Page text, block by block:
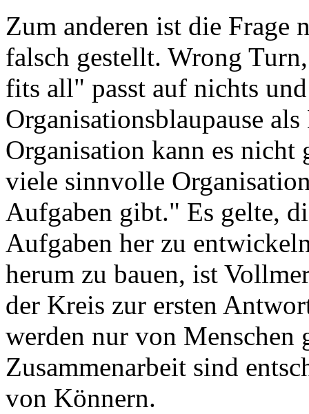
Zum anderen ist die Frage
falsch gestellt. Wrong
fits all" passt auf nichts
Organisationsblaupause
Organisation kann es nicht
viele sinnvolle
Aufgaben gibt." Es gelte,
Aufgaben her zu
herum zu bauen, ist
der Kreis zur ersten
werden nur von
Zusammenarbeit sind
von Könnern.